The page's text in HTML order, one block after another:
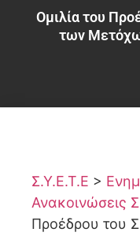
Ομιλία του
των
Σ.Υ.Ε.Τ.Ε >
Ανακοινώσεις
Προέδρου του